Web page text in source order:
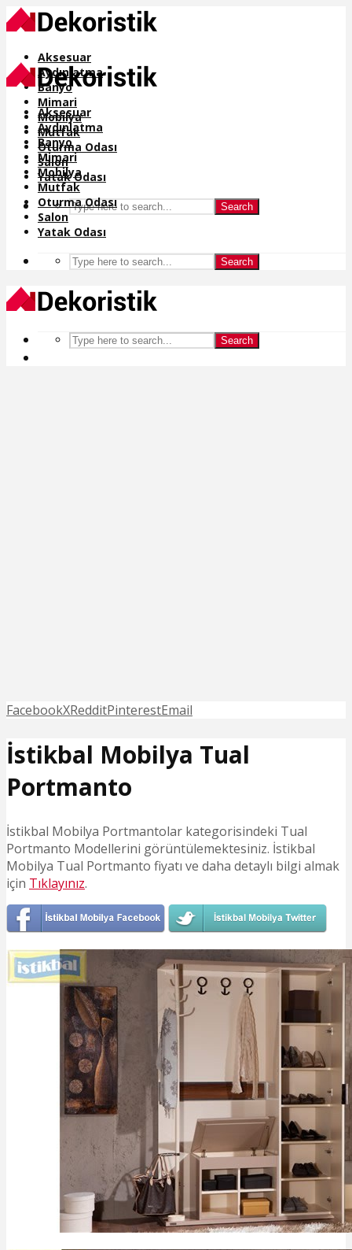
Aksesuar
Aydınlatma
Banyo
Mimari
Mobilya
Mutfak
Oturma Odası
Salon
Yatak Odası
Search
Aksesuar
Aydınlatma
Banyo
Mimari
Mobilya
Mutfak
Oturma Odası
Salon
Yatak Odası
Search
Search
FacebookXRedditPinterestEmail
İstikbal Mobilya Tual
Portmanto
İstikbal Mobilya Portmantolar kategorisindeki Tual
Portmanto Modellerini görüntülemektesiniz. İstikbal
Mobilya Tual Portmanto fiyatı ve daha detaylı bilgi almak
için Tıklayınız.